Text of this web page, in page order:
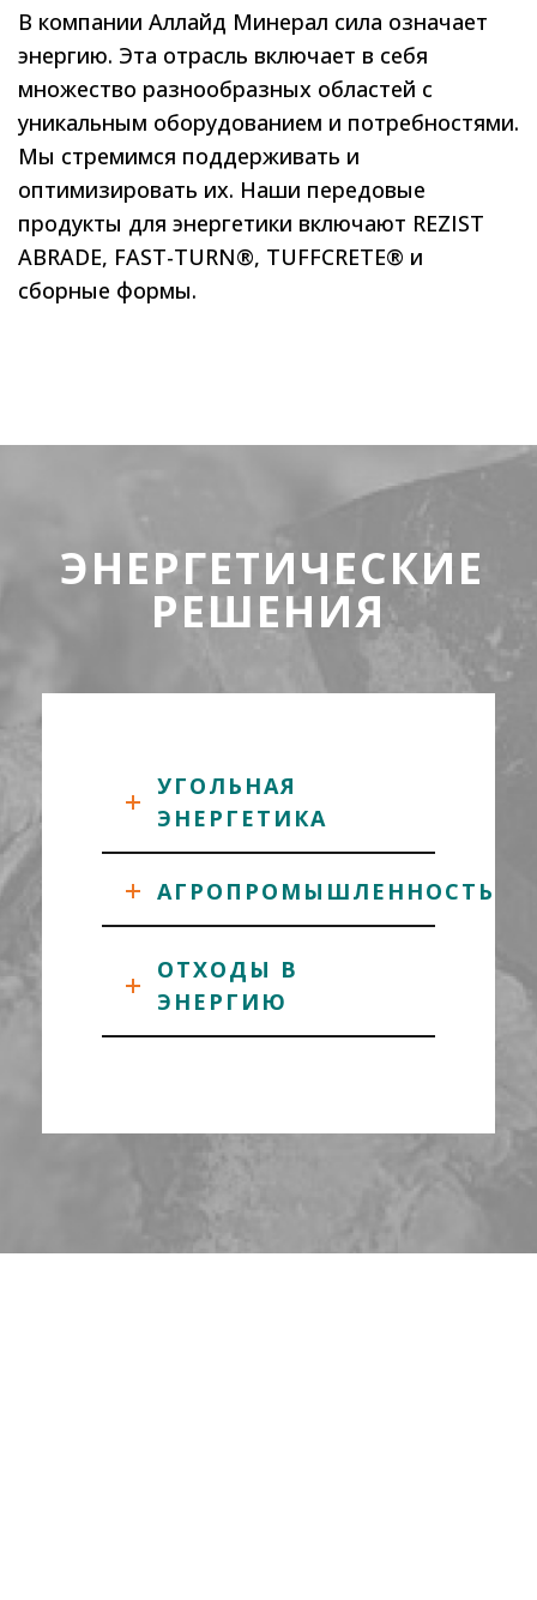
В компании Аллайд Минерал сила означает
энергию. Эта отрасль включает в себя
множество разнообразных областей с
уникальным оборудованием и потребностями.
Мы стремимся поддерживать и
оптимизировать их. Наши передовые
продукты для энергетики включают REZIST
ABRADE, FAST-TURN®, TUFFCRETE® и
сборные формы.
ЭНЕРГЕТИЧЕСКИЕ
РЕШЕНИЯ
УГОЛЬНАЯ
ЭНЕРГЕТИКА
АГРОПРОМЫШЛЕННОСТЬ
ОТХОДЫ В
ЭНЕРГИЮ